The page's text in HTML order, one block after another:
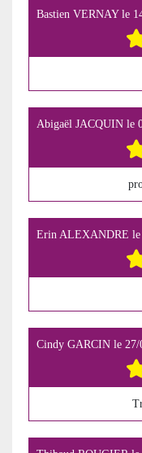
Bastien VERNAYle
Abigaël JACQUIN le
Erin ALEXANDRE le
Cindy GARCIN le 27/